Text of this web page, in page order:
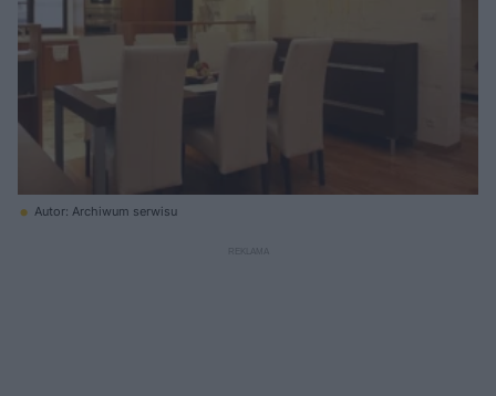
Autor: Archiwum serwisu